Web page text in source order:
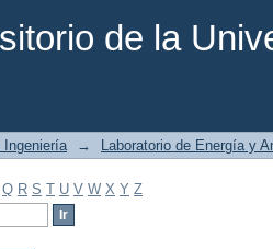
de la
Ingeniería → Laboratorio de Energía y
Q R S T U V W X Y Z